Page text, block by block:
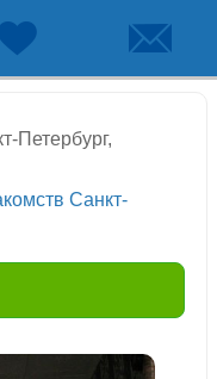
Петербург,
Санкт-